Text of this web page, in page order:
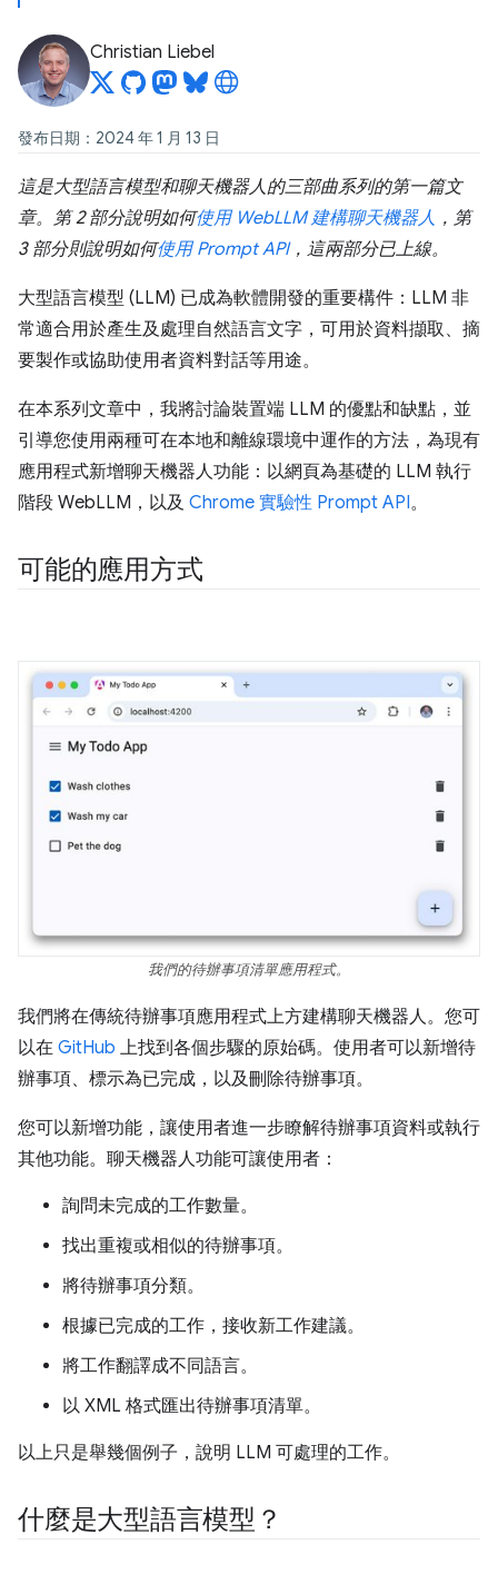
Christian Liebel
發布日期：2024 年 1 月 13 日
這是大型語言模型和聊天機器人的三部曲系列的第一篇文
章。第 2 部分說明如何使用 WebLLM 建構聊天機器人 ，第
3 部分則說明如何使用 Prompt API，這兩部分已上線。
大型語言模型 (LLM) 已成為軟體開發的重要構件：LLM 非
常適合用於產生及處理自然語言文字，可用於資料擷取、摘
要製作或協助使用者資料對話等用途。
在本系列文章中，我將討論裝置端 LLM 的優點和缺點，並
引導您使用兩種可在本地和離線環境中運作的方法，為現有
應用程式新增聊天機器人功能：以網頁為基礎的 LLM 執行
階段 WebLLM，以及 Chrome 實驗性 Prompt API。
可能的應用方式
我們的待辦事項清單應用程式。
我們將在傳統待辦事項應用程式上方建構聊天機器人。您可
以在 GitHub 上找到各個步驟的原始碼。使用者可以新增待
辦事項、標示為已完成，以及刪除待辦事項。
您可以新增功能，讓使用者進一步瞭解待辦事項資料或執行
其他功能。聊天機器人功能可讓使用者：
詢問未完成的工作數量。
找出重複或相似的待辦事項。
將待辦事項分類。
根據已完成的工作，接收新工作建議。
將工作翻譯成不同語言。
以 XML 格式匯出待辦事項清單。
以上只是舉幾個例子，說明 LLM 可處理的工作。
什麼是大型語言模型？